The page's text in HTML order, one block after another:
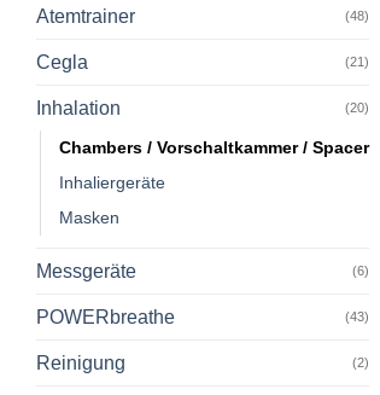
Atemtrainer (48)
Cegla (21)
Inhalation (20)
Chambers / Vorschaltkammer / Spacer
Inhaliergeräte
Masken
Messgeräte (6)
POWERbreathe (43)
Reinigung (2)